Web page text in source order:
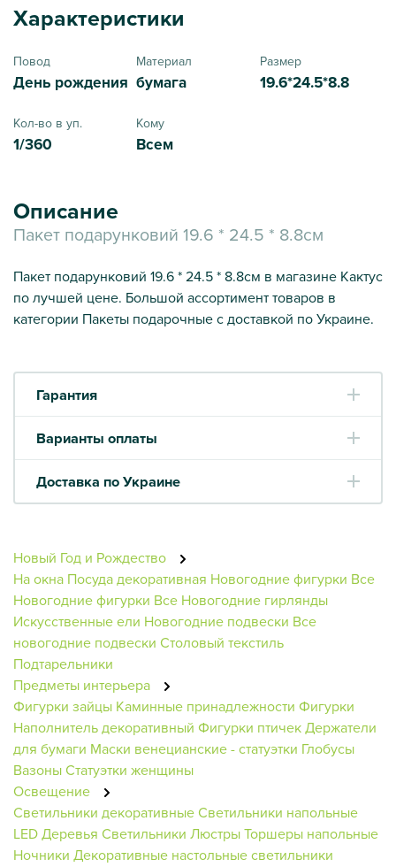
Характеристики
Повод
День рождения
Материал
бумага
Размер
19.6*24.5*8.8
Кол-во в уп.
1/360
Кому
Всем
Описание
Пакет подарунковий 19.6 * 24.5 * 8.8см
Пакет подарунковий 19.6 * 24.5 * 8.8см в магазине Кактус
по лучшей цене. Большой ассортимент товаров в
категории Пакеты подарочные с доставкой по Украине.
Гарантия
Варианты оплаты
Доставка по Украине
Новый Год и Рождество
На окна Посуда декоративная Новогодние фигурки Все
Новогодние фигурки Все Новогодние гирлянды
Искусственные ели Новогодние подвески Все
новогодние подвески Столовый текстиль
Подтарельники
Предметы интерьера
Фигурки зайцы Каминные принадлежности Фигурки
Наполнитель декоративный Фигурки птичекДержатели
для бумаги Маски венецианские - статуэтки Глобусы
ВазоныСтатуэтки женщины
Освещение
Светильники декоративныеСветильники напольные
LED Деревья Светильники ЛюстрыТоршеры напольные
Ночники Декоративные настольные светильники